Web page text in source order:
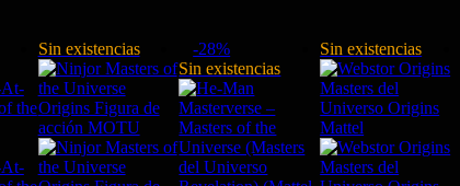
Sin existencias
-28%
Sin existencias
Sin existencias